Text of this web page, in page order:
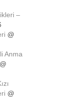
–
@
Anma
@
@